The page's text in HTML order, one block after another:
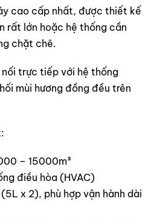
cao cấp nhất, được thiết kế
rất lớn hoặc hệ thống cần
chặt chẽ.
trực tiếp với hệ thống
mùi hương đồng đều trên
– 15000m³
điều hòa (HVAC)
x 2), phù hợp vận hành dài